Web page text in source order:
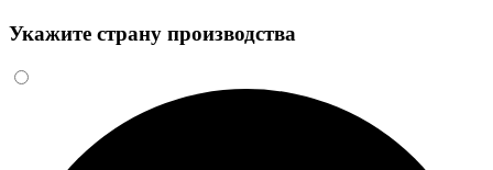
Укажите страну производства